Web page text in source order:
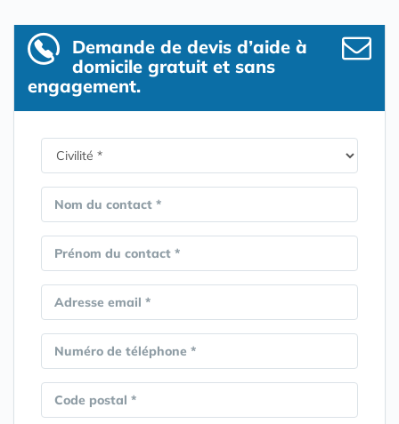
Demande de devis d’aide à
domicile gratuit et sans
engagement.
Nom du contact *
Prénom du contact *
Adresse email *
Numéro de téléphone *
Code postal *